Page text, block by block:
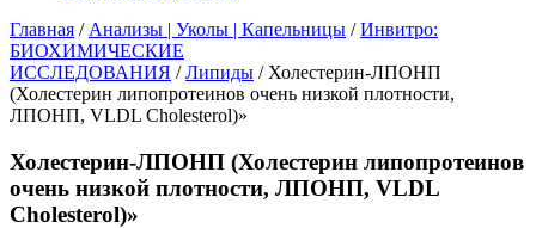
Главная / Анализы | Уколы | Капельницы /Инвитро:
БИОХИМИЧЕСКИЕ
ИССЛЕДОВАНИЯ /Липиды / Холестерин-ЛПОНП
(Холестерин липопротеинов очень низкой плотности,
ЛПОНП, VLDL Cholesterol)»
Холестерин-ЛПОНП (Холестерин липопротеинов
очень низкой плотности, ЛПОНП, VLDL
Cholesterol)»